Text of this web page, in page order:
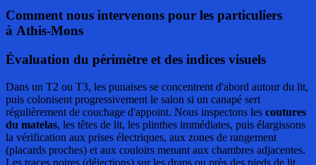
Comment nous intervenons pour les particuliers
à Athis-Mons
Évaluation du périmètre et des indices visuels
Dans un T2 ou T3, les punaises se concentrent d'abord autour du lit,
puis colonisent progressivement le salon si un canapé sert
régulièrement de couchage d'appoint. Nous inspectons les coutures
du matelas, les têtes de lit, les plinthes immédiates, puis élargissons
la vérification aux prises électriques, aux zones de rangement
(placards proches) et aux couloirs menant aux chambres adjacentes.
Les traces noires (déjections) sur les draps ou près des pieds de lit